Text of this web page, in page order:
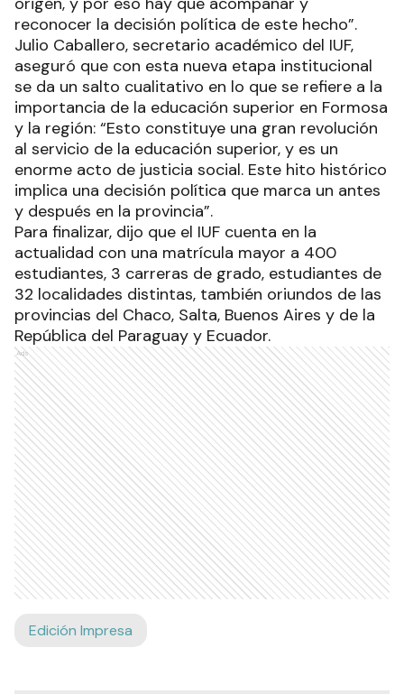
reconocer la decisión política de este hecho”.
Julio Caballero, secretario académico del IUF,
aseguró que con esta nueva etapa institucional
se da un salto cualitativo en lo que se refiere a la
importancia de la educación superior en Formosa
y la región: “Esto constituye una gran revolución
al servicio de la educación superior, y es un
enorme acto de justicia social. Este hito histórico
implica una decisión política que marca un antes
y después en la provincia”.
Para finalizar, dijo que el IUF cuenta en la
actualidad con una matrícula mayor a 400
estudiantes, 3 carreras de grado, estudiantes de
32 localidades distintas, también oriundos de las
provincias del Chaco, Salta, Buenos Aires y de la
República del Paraguay y Ecuador.
Ads
Edición Impresa